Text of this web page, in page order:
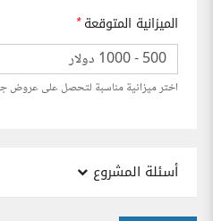
الميزانية المتوقعة*
500 - 1000 دولار
اختر ميزانية مناسبة لتحصل على عروض
أسئلة المشروع